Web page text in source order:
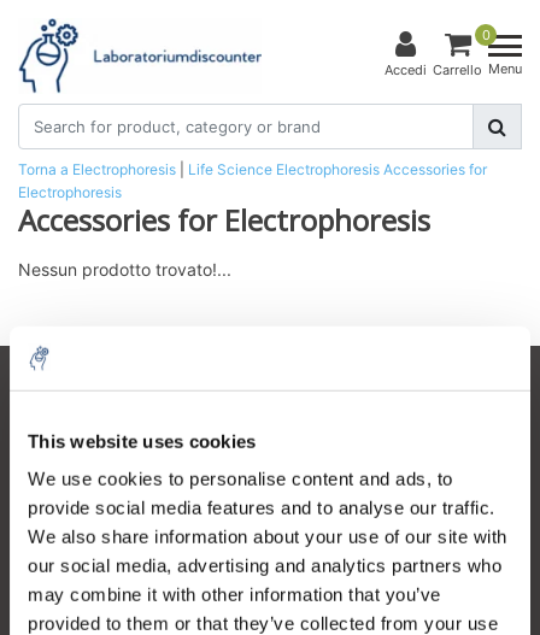
This website uses cookies
We use cookies to personalise content and ads, to
provide social media features and to analyse our traffic.
We also share information about your use of our site with
our social media, advertising and analytics partners who
may combine it with other information that you’ve
provided to them or that they’ve collected from your use
Accedi
0
Carrello Menu
Torna a Electrophoresis Life Science Electrophoresis Accessories for
Electrophoresis
Accessories for Electrophoresis
Nessun prodotto trovato!...
Il mio account
Dettagli di contatto
Orari di apertura